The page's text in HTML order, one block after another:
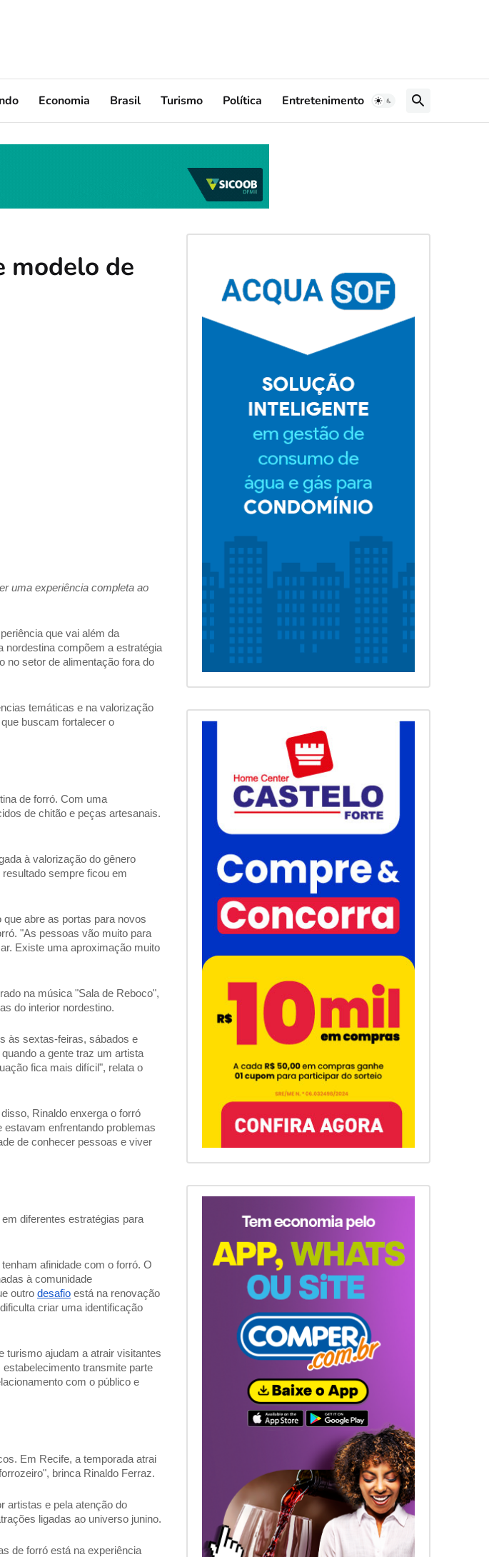
Economia Brasil Turismo Política Entretenimento
modelo de
uma experiência completa ao
que vai além da
nordestina compõem a estratégia
no setor de alimentação fora do
temáticas e na valorização
buscam fortalecer o
de forró. Com uma
de chitão e peças artesanais.
à valorização do gênero
sempre ficou em
abre as portas para novos
"As pessoas vão muito para
Existe uma aproximação muito
na música "Sala de Reboco",
do interior nordestino.
às sextas-feiras, sábados e
a gente traz um artista
fica mais difícil", relata o
Rinaldo enxerga o forró
enfrentando problemas
de conhecer pessoas e viver
diferentes estratégias para
afinidade com o forró. O
à comunidade
outro desafio está na renovação
criar uma identificação
turismo ajudam a atrair visitantes
transmite parte
com o público e
Em Recife, a temporada atrai
brinca Rinaldo Ferraz.
artistas e pela atenção do
ligadas ao universo junino.
de forró está na experiência